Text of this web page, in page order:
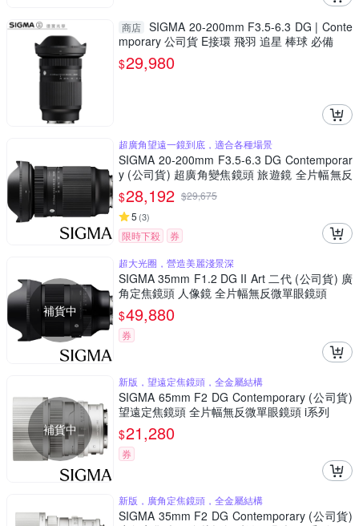
商店 SIGMA 20-200mm F3.5-6.3 DG | Conte
mporary 公司貨 E接環 飛羽 追星 棒球 必備
$29,980
超廣角望遠一鏡到底，適合各種場景
SIGMA 20-200mm F3.5-6.3 DG Contemporar
y (公司貨) 超廣角變焦鏡頭 旅遊鏡 全片幅無反
微單眼鏡頭
$28,192 $29,675
5 (3)
限時下殺 券
補貨中
超大光圈，營造美麗淺景深
SIGMA 35mm F1.2 DG II Art 二代 (公司貨) 廣
角定焦鏡頭 人像鏡 全片幅無反微單眼鏡頭
$49,880
券
補貨中
新版，望遠定焦鏡頭，全金屬結構
SIGMA 65mm F2 DG Contemporary (公司貨)
望遠定焦鏡頭 全片幅無反微單眼鏡頭 i系列
$21,280
券
新版，廣角定焦鏡頭，全金屬結構
SIGMA 35mm F2 DG Contemporary (公司貨)